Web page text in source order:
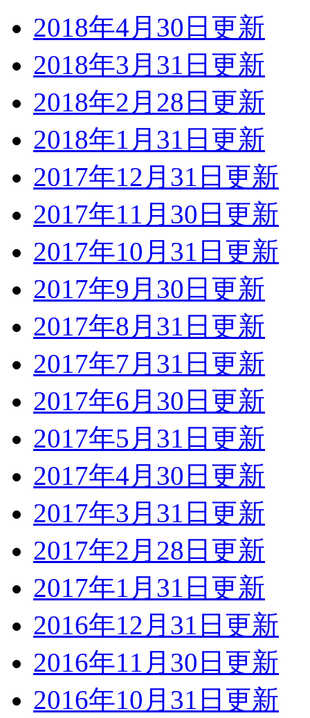
2018年4月30日更新
2018年3月31日更新
2018年2月28日更新
2018年1月31日更新
2017年12月31日更新
2017年11月30日更新
2017年10月31日更新
2017年9月30日更新
2017年8月31日更新
2017年7月31日更新
2017年6月30日更新
2017年5月31日更新
2017年4月30日更新
2017年3月31日更新
2017年2月28日更新
2017年1月31日更新
2016年12月31日更新
2016年11月30日更新
2016年10月31日更新